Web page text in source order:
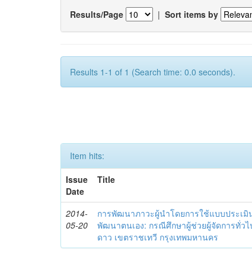
Results/Page | Sort items by
Results 1-1 of 1 (Search time: 0.0 seconds).
Item hits:
Issue
Date
Title
2014-
05-20
การพัฒนาภาวะผู้นำโดยการใช้แบบประเ
พัฒนาตนเอง: กรณีศึกษาผู้ช่วยผู้จัดการทั่วไ
ดาว เขตราชเทวี กรุงเทพมหานคร